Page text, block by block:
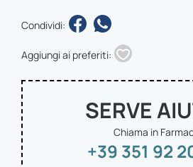
Condividi:
Aggiungi ai preferiti:
SERVE
Chiama in
+39 351 92